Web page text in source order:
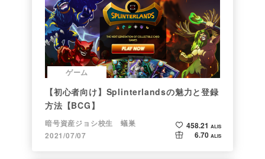
ゲーム
【初心者向け】Splinterlandsの魅力と登録
方法【BCG】
暗号資産ジョシ校生 蟻巣
2021/07/07
458.21 ALIS
6.70 ALIS